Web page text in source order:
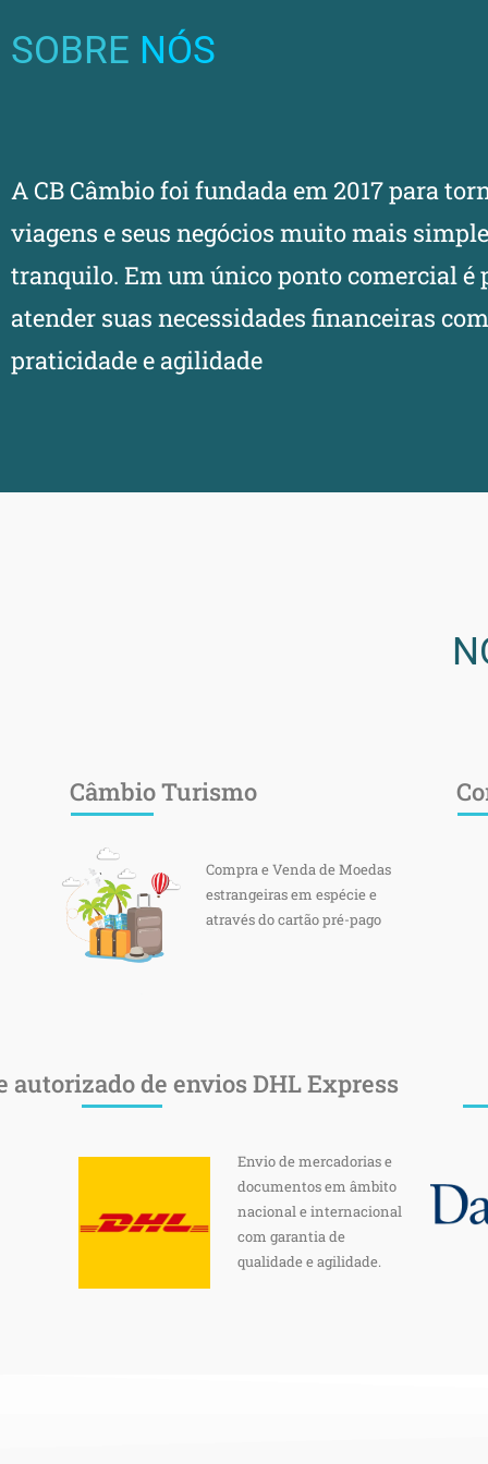
SOBRE NÓS
A CB Câmbio foi fundada em 2017 para
viagens e seus negócios muito mais
tranquilo. Em um único ponto comercial é
atender suas necessidades financeiras
praticidade e agilidade
Câmbio Turismo
Compra e Venda de Moedas
estrangeiras em espécie e
através do cartão pré-pago
autorizado de envios DHL Express
Envio de mercadorias e
documentos em âmbito
nacional e internacional
com garantia de
qualidade e agilidade.